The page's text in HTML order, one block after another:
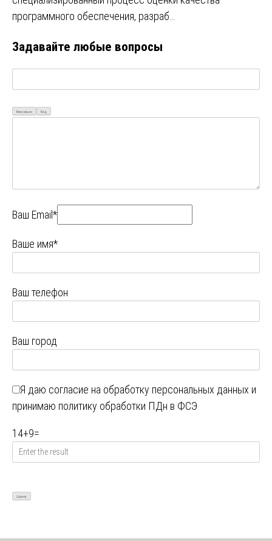
программного обеспечения, разраб…
Задавайте любые вопросы
Визуально Код
Ваш Email*
Ваше имя*
Ваш телефон
Ваш город
Я даю согласие на обработку персональных данных и
принимаю политику обработки ПДн в ФСЭ
14+9=